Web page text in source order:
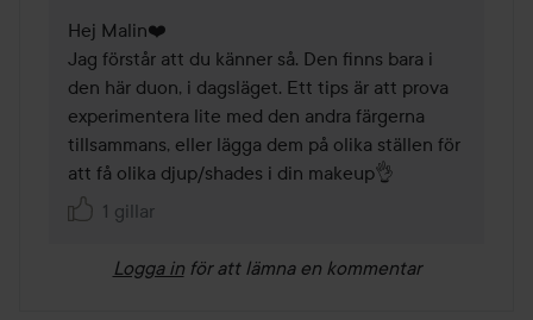
Hej Malin❤️
Jag förstår att du känner så. Den finns bara i
den här duon, i dagsläget. Ett tips är att prova
experimentera lite med den andra färgerna
tillsammans, eller lägga dem på olika ställen för
att få olika djup/shades i din makeup👌
1 gillar
Logga in för att lämna en kommentar